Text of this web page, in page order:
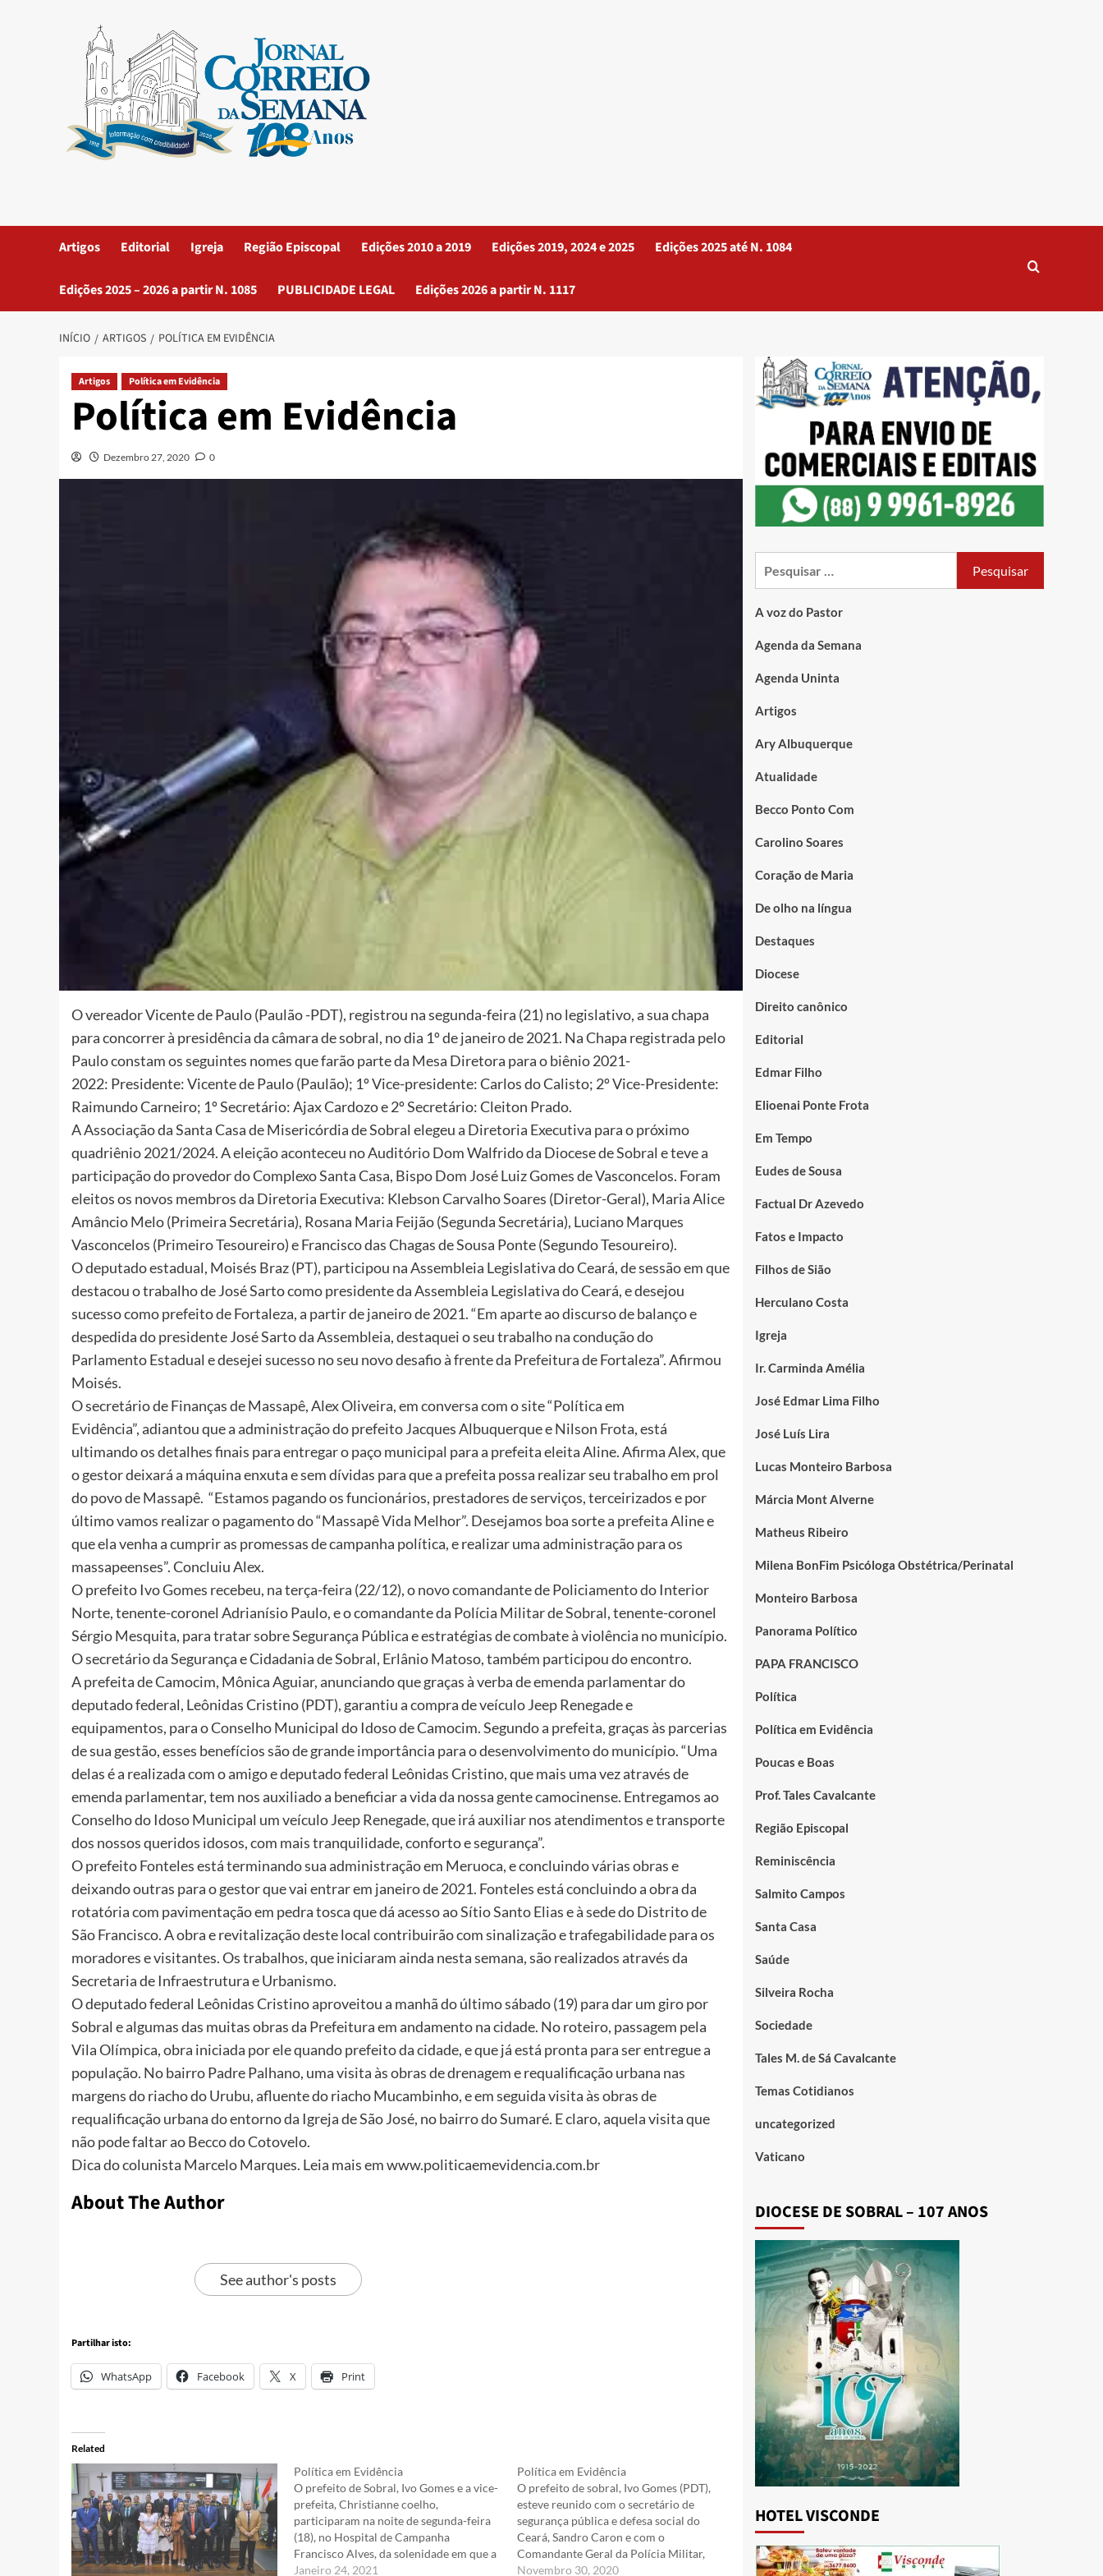
Artigos Editorial Igreja Região Episcopal Edições 2010 a 2019 Edições 2019, 2024 e 2025 Edições 2025 até N. 1084
Edições 2025 – 2026 a partir N. 1085 PUBLICIDADE LEGAL Edições 2026 a partir N. 1117
INÍCIO ARTIGOS POLÍTICA EM EVIDÊNCIA
Artigos Política em Evidência
Política em Evidência
Dezembro 27, 2020 0
O vereador Vicente de Paulo (Paulão -PDT), registrou na segunda-feira (21) no legislativo, a sua chapa
para concorrer à presidência da câmara de sobral, no dia 1º de janeiro de 2021. Na Chapa registrada pelo
Paulo constam os seguintes nomes que farão parte da Mesa Diretora para o biênio 2021-
2022: Presidente: Vicente de Paulo (Paulão); 1º Vice-presidente: Carlos do Calisto; 2º Vice-Presidente:
Raimundo Carneiro; 1º Secretário: Ajax Cardozo e 2º Secretário: Cleiton Prado.
A Associação da Santa Casa de Misericórdia de Sobral elegeu a Diretoria Executiva para o próximo
quadriênio 2021/2024. A eleição aconteceu no Auditório Dom Walfrido da Diocese de Sobral e teve a
participação do provedor do Complexo Santa Casa, Bispo Dom José Luiz Gomes de Vasconcelos. Foram
eleitos os novos membros da Diretoria Executiva: Klebson Carvalho Soares (Diretor-Geral), Maria Alice
Amâncio Melo (Primeira Secretária), Rosana Maria Feijão (Segunda Secretária), Luciano Marques
Vasconcelos (Primeiro Tesoureiro) e Francisco das Chagas de Sousa Ponte (Segundo Tesoureiro).
O deputado estadual, Moisés Braz (PT), participou na Assembleia Legislativa do Ceará, de sessão em que
destacou o trabalho de José Sarto como presidente da Assembleia Legislativa do Ceará, e desejou
sucesso como prefeito de Fortaleza, a partir de janeiro de 2021. “Em aparte ao discurso de balanço e
despedida do presidente José Sarto da Assembleia, destaquei o seu trabalho na condução do
Parlamento Estadual e desejei sucesso no seu novo desafio à frente da Prefeitura de Fortaleza”. Afirmou
Moisés.
O secretário de Finanças de Massapê, Alex Oliveira, em conversa com o site “Política em
Evidência”, adiantou que a administração do prefeito Jacques Albuquerque e Nilson Frota, está
ultimando os detalhes finais para entregar o paço municipal para a prefeita eleita Aline. Afirma Alex, que
o gestor deixará a máquina enxuta e sem dívidas para que a prefeita possa realizar seu trabalho em prol
do povo de Massapê. “Estamos pagando os funcionários, prestadores de serviços, terceirizados e por
último vamos realizar o pagamento do “Massapê Vida Melhor”. Desejamos boa sorte a prefeita Aline e
que ela venha a cumprir as promessas de campanha política, e realizar uma administração para os
massapeenses”. Concluiu Alex.
O prefeito Ivo Gomes recebeu, na terça-feira (22/12), o novo comandante de Policiamento do Interior
Norte, tenente-coronel Adrianísio Paulo, e o comandante da Polícia Militar de Sobral, tenente-coronel
Sérgio Mesquita, para tratar sobre Segurança Pública e estratégias de combate à violência no município.
O secretário da Segurança e Cidadania de Sobral, Erlânio Matoso, também participou do encontro.
A prefeita de Camocim, Mônica Aguiar, anunciando que graças à verba de emenda parlamentar do
deputado federal, Leônidas Cristino (PDT), garantiu a compra de veículo Jeep Renegade e
equipamentos, para o Conselho Municipal do Idoso de Camocim. Segundo a prefeita, graças às parcerias
de sua gestão, esses benefícios são de grande importância para o desenvolvimento do município. “Uma
delas é a realizada com o amigo e deputado federal Leônidas Cristino, que mais uma vez através de
emenda parlamentar, tem nos auxiliado a beneficiar a vida da nossa gente camocinense. Entregamos ao
Conselho do Idoso Municipal um veículo Jeep Renegade, que irá auxiliar nos atendimentos e transporte
dos nossos queridos idosos, com mais tranquilidade, conforto e segurança”.
O prefeito Fonteles está terminando sua administração em Meruoca, e concluindo várias obras e
deixando outras para o gestor que vai entrar em janeiro de 2021. Fonteles está concluindo a obra da
rotatória com pavimentação em pedra tosca que dá acesso ao Sítio Santo Elias e à sede do Distrito de
São Francisco. A obra e revitalização deste local contribuirão com sinalização e trafegabilidade para os
moradores e visitantes. Os trabalhos, que iniciaram ainda nesta semana, são realizados através da
Secretaria de Infraestrutura e Urbanismo.
O deputado federal Leônidas Cristino aproveitou a manhã do último sábado (19) para dar um giro por
Sobral e algumas das muitas obras da Prefeitura em andamento na cidade. No roteiro, passagem pela
Vila Olímpica, obra iniciada por ele quando prefeito da cidade, e que já está pronta para ser entregue a
população. No bairro Padre Palhano, uma visita às obras de drenagem e requalificação urbana nas
margens do riacho do Urubu, afluente do riacho Mucambinho, e em seguida visita às obras de
requalificação urbana do entorno da Igreja de São José, no bairro do Sumaré. E claro, aquela visita que
não pode faltar ao Becco do Cotovelo.
Dica do colunista Marcelo Marques. Leia mais em www.politicaemevidencia.com.br
About The Author
See author's posts
Partilhar isto:
WhatsApp Facebook X Print
Related
Política em Evidência
O prefeito de Sobral, Ivo Gomes e a vice-
prefeita, Christianne coelho,
participaram na noite de segunda-feira
(18), no Hospital de Campanha
Francisco Alves, da solenidade em que a
Agente de Saúde, moradora do Bairro
Janeiro 24, 2021
Política em Evidência
O prefeito de sobral, Ivo Gomes (PDT),
esteve reunido com o secretário de
segurança pública e defesa social do
Ceará, Sandro Caron e com o
Comandante Geral da Polícia Militar,
Cel. Márcio Oliveira, quando tratou
Novembro 30, 2020
A voz do Pastor
Agenda da Semana
Agenda Uninta
Artigos
Ary Albuquerque
Atualidade
Becco Ponto Com
Carolino Soares
Coração de Maria
De olho na língua
Destaques
Diocese
Direito canônico
Editorial
Edmar Filho
Elioenai Ponte Frota
Em Tempo
Eudes de Sousa
Factual Dr Azevedo
Fatos e Impacto
Filhos de Sião
Herculano Costa
Igreja
Ir. Carminda Amélia
José Edmar Lima Filho
José Luís Lira
Lucas Monteiro Barbosa
Márcia Mont Alverne
Matheus Ribeiro
Milena BonFim Psicóloga Obstétrica/Perinatal
Monteiro Barbosa
Panorama Político
PAPA FRANCISCO
Política
Política em Evidência
Poucas e Boas
Prof. Tales Cavalcante
Região Episcopal
Reminiscência
Salmito Campos
Santa Casa
Saúde
Silveira Rocha
Sociedade
Tales M. de Sá Cavalcante
Temas Cotidianos
uncategorized
Vaticano
DIOCESE DE SOBRAL – 107 ANOS
HOTEL VISCONDE